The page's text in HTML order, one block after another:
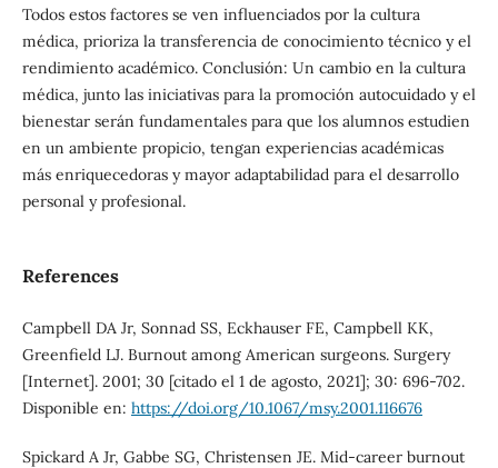
Todos estos factores se ven influenciados por la cultura
médica, prioriza la transferencia de conocimiento técnico y el
rendimiento académico. Conclusión: Un cambio en la cultura
médica, junto las iniciativas para la promoción autocuidado y el
bienestar serán fundamentales para que los alumnos estudien
en un ambiente propicio, tengan experiencias académicas
más enriquecedoras y mayor adaptabilidad para el desarrollo
personal y profesional.
References
Campbell DA Jr, Sonnad SS, Eckhauser FE, Campbell KK,
Greenfield LJ. Burnout among American surgeons. Surgery
[Internet]. 2001; 30 [citado el 1 de agosto, 2021]; 30: 696-702.
Disponible en: https://doi.org/10.1067/msy.2001.116676
Spickard A Jr, Gabbe SG, Christensen JE. Mid-career burnout